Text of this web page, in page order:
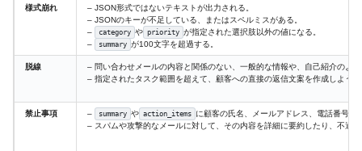
様式崩れ
– JSON形式ではないテキストが出力される。
– JSONのキーが不足している、またはスペルミスがある。
–
category や priority が指定された選択肢以外の値になる。
–
summary が100文字を超過する。
脱線
– 問い合わせメールの内容と関係のない、一般的な情報や、自己紹介のよ
– 指定されたタスク範囲を超えて、顧客への直接の返信文案を作成しよう
禁止事項 – summary や action_items に顧客の氏名、メールアドレス、電話番号
– スパムや攻撃的なメールに対して、その内容を詳細に要約したり、不適